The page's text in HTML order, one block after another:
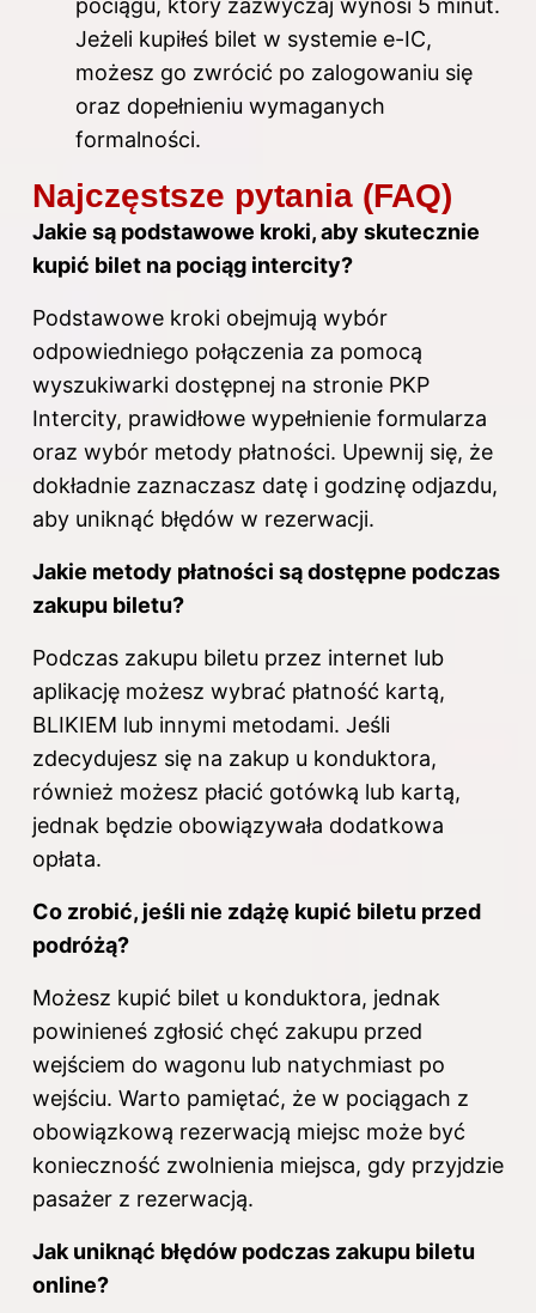
pociągu, który zazwyczaj wynosi 5 minut.
Jeżeli kupiłeś bilet w systemie e-IC,
możesz go zwrócić po zalogowaniu się
oraz dopełnieniu wymaganych
formalności.
Najczęstsze pytania (FAQ)
Jakie są podstawowe kroki, aby skutecznie
kupić bilet na pociąg intercity?
Podstawowe kroki obejmują wybór
odpowiedniego połączenia za pomocą
wyszukiwarki dostępnej na stronie PKP
Intercity, prawidłowe wypełnienie formularza
oraz wybór metody płatności. Upewnij się, że
dokładnie zaznaczasz datę i godzinę odjazdu,
aby uniknąć błędów w rezerwacji.
Jakie metody płatności są dostępne podczas
zakupu biletu?
Podczas zakupu biletu przez internet lub
aplikację możesz wybrać płatność kartą,
BLIKIEM lub innymi metodami. Jeśli
zdecydujesz się na zakup u konduktora,
również możesz płacić gotówką lub kartą,
jednak będzie obowiązywała dodatkowa
opłata.
Co zrobić, jeśli nie zdążę kupić biletu przed
podróżą?
Możesz kupić bilet u konduktora, jednak
powinieneś zgłosić chęć zakupu przed
wejściem do wagonu lub natychmiast po
wejściu. Warto pamiętać, że w pociągach z
obowiązkową rezerwacją miejsc może być
konieczność zwolnienia miejsca, gdy przyjdzie
pasażer z rezerwacją.
Jak uniknąć błędów podczas zakupu biletu
online?